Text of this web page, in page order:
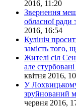
2016, 11:20
Звернення
обласної ради
2016, 16:54
Кулініч
замість того,
Жителі сіл
але
квітня 2016,
У
зруйнований
червня 2016,